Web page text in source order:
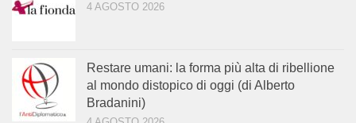
4 AGOSTO 2026
Restare umani: la forma più alta di ribellione
al mondo distopico di oggi (di Alberto
Bradanini)